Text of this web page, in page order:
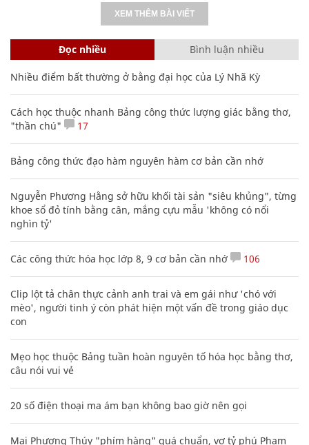
XEM THÊM BÀI VIẾT
Đọc nhiều Bình luận nhiều
Nhiều điểm bất thường ở bằng đại học của Lý Nhã Kỳ
Cách học thuộc nhanh Bảng công thức lượng giác bằng thơ,
"thần chú"
17
Bảng công thức đạo hàm nguyên hàm cơ bản cần nhớ
Nguyễn Phương Hằng sở hữu khối tài sản "siêu khủng", từng
khoe sổ đỏ tính bằng cân, mắng cựu mẫu 'không có nổi
nghìn tỷ'
Các công thức hóa học lớp 8, 9 cơ bản cần nhớ 106
Clip lột tả chân thực cảnh anh trai và em gái như 'chó với
mèo', người tinh ý còn phát hiện một vấn đề trong giáo dục
con
Mẹo học thuộc Bảng tuần hoàn nguyên tố hóa học bằng thơ,
câu nói vui vẻ
20 số điện thoại ma ám bạn không bao giờ nên gọi
Mai Phương Thúy "phím hàng" quá chuẩn, vợ tỷ phú Phạm